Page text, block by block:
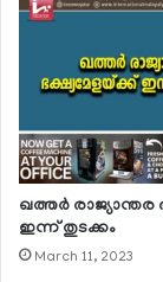
ഖത്തര്‍ രാജ്യാന്തര
ഇന്ന് തുടക്കം
March 11, 2023